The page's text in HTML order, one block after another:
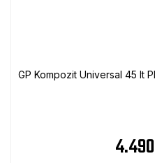
GP Kompozit Universal 45 lt